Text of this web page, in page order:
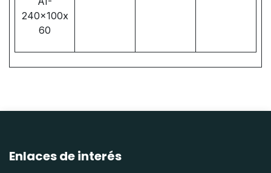
240x100x
60
Enlaces de interés